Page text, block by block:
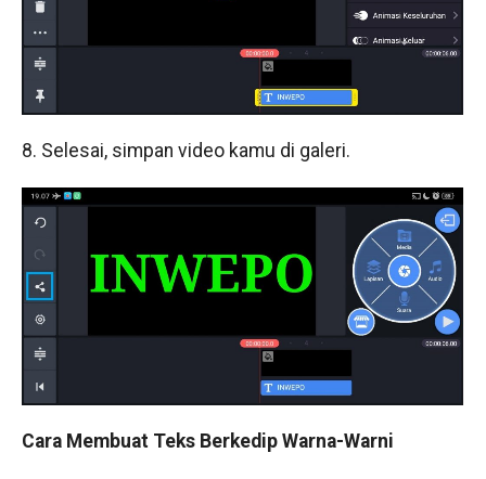
8. Selesai, simpan video kamu di galeri.
Cara Membuat Teks Berkedip Warna-Warni